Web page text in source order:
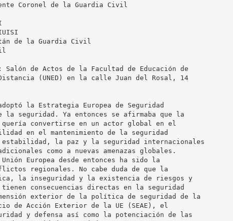
Coronel de la Guardia Civil
de la Guardia Civil
Salón de Actos de la Facultad de Educación de
(UNED) en la calle Juan del Rosal, 14
la Estrategia Europea de Seguridad
la seguridad. Ya entonces se afirmaba que la
quería convertirse en un actor global en el
en el mantenimiento de la seguridad
estabilidad, la paz y la seguridad internacionales
como a nuevas amenazas globales.
Europea desde entonces ha sido la
regionales. No cabe duda de que la
la inseguridad y la existencia de riesgos y
consecuencias directas en la seguridad
exterior de la política de seguridad de la
de Acción Exterior de la UE (SEAE), el
y defensa así como la potenciación de las